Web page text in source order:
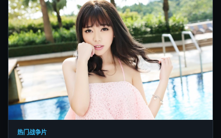
热门战争片